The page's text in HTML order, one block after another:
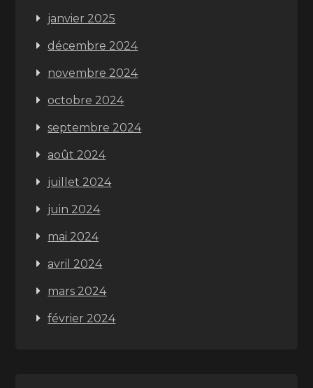
janvier 2025
décembre 2024
novembre 2024
octobre 2024
septembre 2024
août 2024
juillet 2024
juin 2024
mai 2024
avril 2024
mars 2024
février 2024